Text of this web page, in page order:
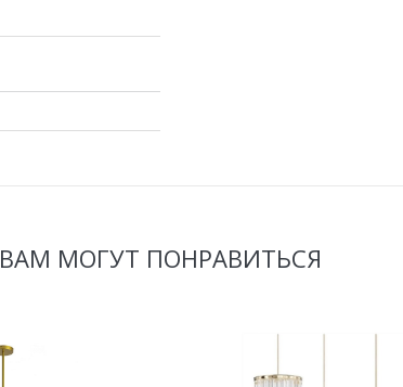
ВАМ МОГУТ ПОНРАВИТЬСЯ